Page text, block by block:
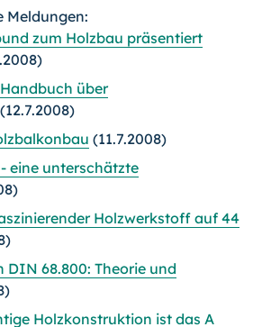
Meldungen:
zum Holzbau präsentiert
über
(12.7.2008)
(11.7.2008)
eine unterschätzte
Holzwerkstoff auf 44
DIN 68.800: Theorie und
Holzkonstruktion ist das A